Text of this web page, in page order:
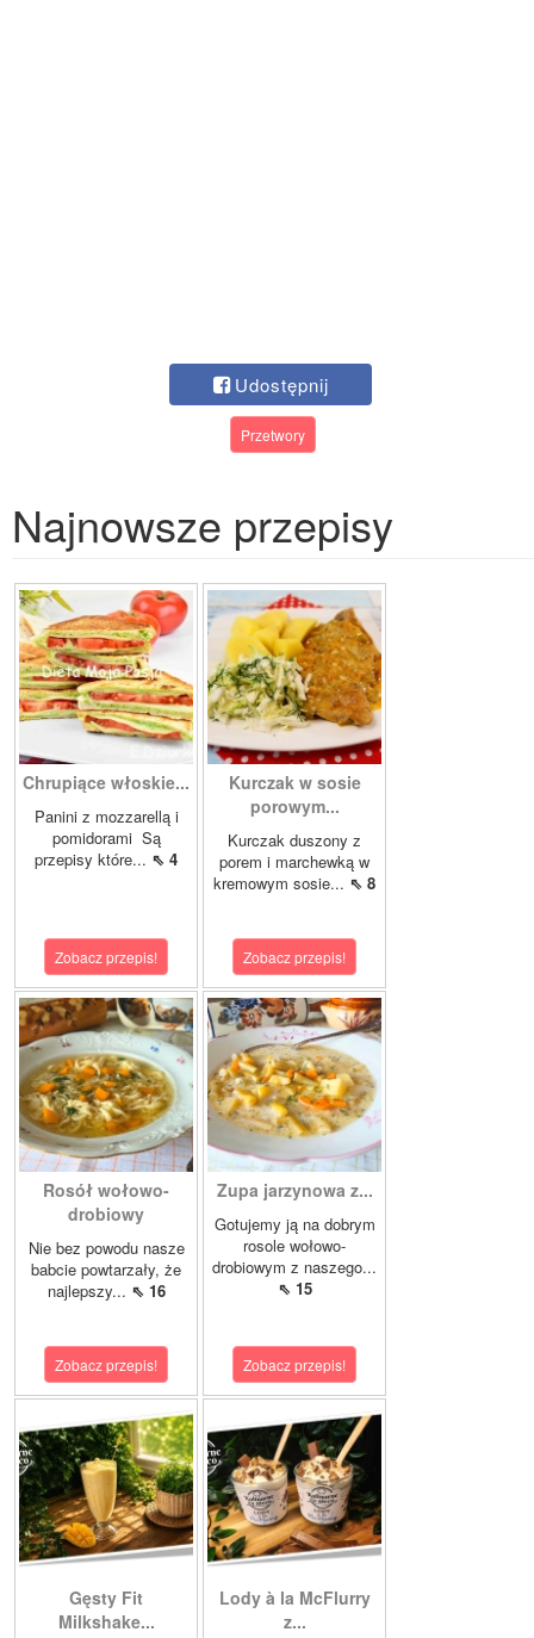
Udostępnij
Przetwory
Najnowsze przepisy
Chrupiące włoskie...
Panini z mozzarellą i
pomidorami Są
przepisy które... ⇖ 4
Zobacz przepis!
Kurczak w sosie
porowym...
Kurczak duszony z
porem i marchewką w
kremowym sosie... ⇖ 8
Zobacz przepis!
Rosół wołowo-
drobiowy
Nie bez powodu nasze
babcie powtarzały, że
najlepszy... ⇖ 16
Zobacz przepis!
Zupa jarzynowa z...
Gotujemy ją na dobrym
rosole wołowo-
drobiowym z naszego...
⇖ 15
Zobacz przepis!
Gęsty Fit
Milkshake...
Lody à la McFlurry
z...